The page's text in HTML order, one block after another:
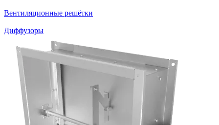
Вентиляционные решётки
Диффузоры